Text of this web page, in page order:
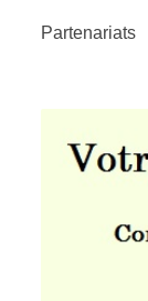
Partenariats